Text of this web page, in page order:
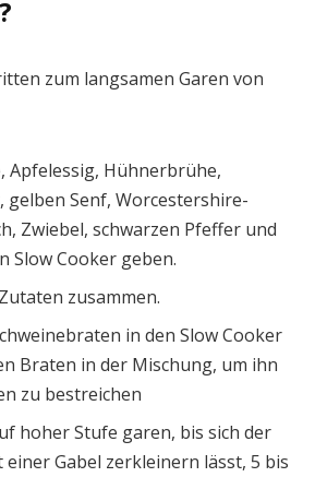
Apfelessig, Hühnerbrühe,
gelben Senf, Worcestershire-
Zwiebel, schwarzen Pfeffer und
Slow Cooker geben.
zusammen.
in den Slow Cooker
Braten in der Mischung, um ihn
zu bestreichen
hoher Stufe garen, bis sich der
Gabel zerkleinern lässt, 5 bis